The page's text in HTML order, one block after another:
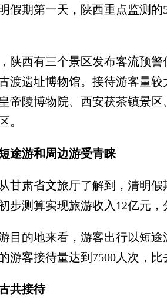
期第一天，陕西重点监测的
西有三个景区发布客流预警
渡遗址博物馆。接待游客量
帝陵博物院、西安茯茶镇景
。
游和周边游受青睐
肃省文旅厅了解到，清明假
步测算实现旅游收入12亿元，
的地来看，游客出行以短途
游客接待量达到7500人次，比
接待